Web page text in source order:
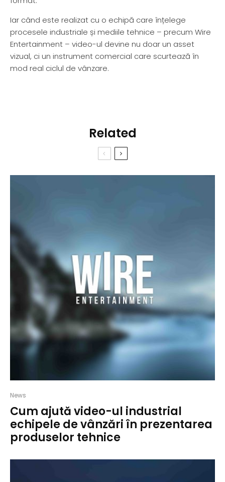
Iar când este realizat cu o echipă care înțelege
procesele industriale și mediile tehnice – precum Wire
Entertainment – video-ul devine nu doar un asset
vizual, ci un instrument comercial care scurtează în
mod real ciclul de vânzare.
Related
News
Cum ajută video-ul industrial
echipele de vânzări în prezentarea
produselor tehnice